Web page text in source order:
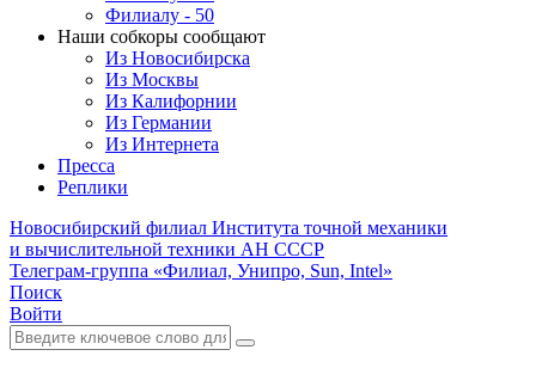
Филиалу - 50
Наши собкоры сообщают
Из Новосибирска
Из Москвы
Из Калифорнии
Из Германии
Из Интернета
Пресса
Реплики
Новосибирский филиал Института точной механики
и вычислительной техники АН СССР
Телеграм-группа «Филиал, Унипро, Sun, Intel»
Поиск
Войти